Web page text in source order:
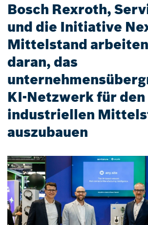
Bosch Rexroth,
und die Initiative
Mittelstand
daran, das
KI-Netzwerk für den
industriellen
auszubauen